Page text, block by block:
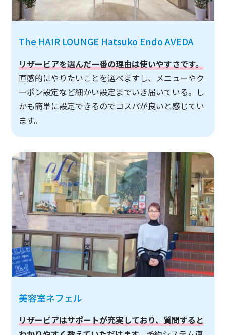
The HAIR LOUNGE Hatsuko Endo AVEDA
リザービアを選んだ一番の理由は使いやすさです。
直感的にやりたいことを選べますし、メニューやク
ーポン設定など細かい設定までいき届いている。し
かも簡単に設定できるのでコスパが良いと感じてい
ます。
美容室ネフェル
リザービアはサポートが充実しており、質問すると